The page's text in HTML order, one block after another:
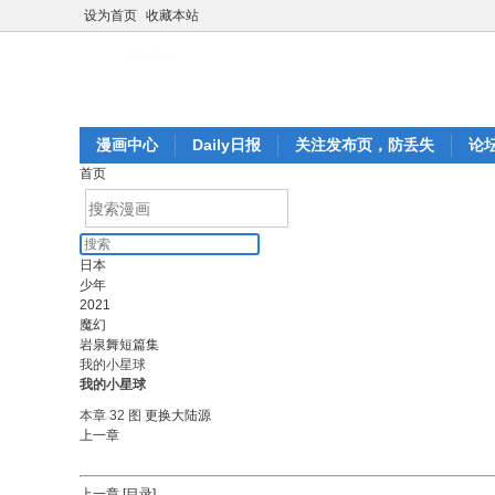
设为首页 收藏本站
漫画中心 Daily日报 关注发布页，防丢失 论
首页
日本
少年
2021
魔幻
岩泉舞短篇集
我的小星球
我的小星球
本章 32 图 更换大陆源
上一章